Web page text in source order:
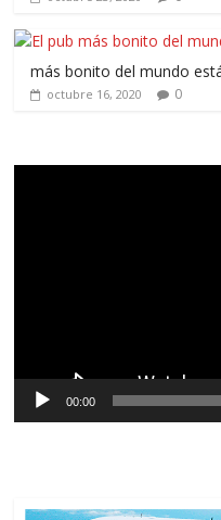
más bonito del mundo
octubre 16, 2020 0
00:00